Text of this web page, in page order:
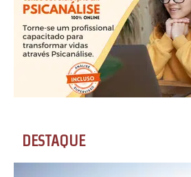
DESTAQUE